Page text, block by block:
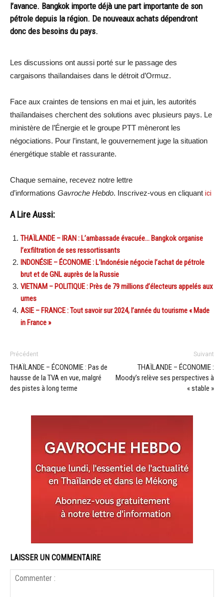
l’avance. Bangkok importe déjà une part importante de son
pétrole depuis la région. De nouveaux achats dépendront
donc des besoins du pays.
Les discussions ont aussi porté sur le passage des
cargaisons thaïlandaises dans le détroit d’Ormuz.
Face aux craintes de tensions en mai et juin, les autorités
thaïlandaises cherchent des solutions avec plusieurs pays. Le
ministère de l’Énergie et le groupe PTT mèneront les
négociations. Pour l’instant, le gouvernement juge la situation
énergétique stable et rassurante.
Chaque semaine, recevez notre lettre
d’informations Gavroche Hebdo. Inscrivez-vous en cliquant ici
A Lire Aussi:
THAÏLANDE – IRAN : L’ambassade évacuée… Bangkok organise
l’exfiltration de ses ressortissants
INDONÉSIE – ÉCONOMIE : L’Indonésie négocie l’achat de pétrole
brut et de GNL auprès de la Russie
VIETNAM – POLITIQUE : Près de 79 millions d’électeurs appelés aux
urnes
ASIE – FRANCE : Tout savoir sur 2024, l’année du tourisme « Made
in France »
Précédent
THAÏLANDE – ÉCONOMIE : Pas de
hausse de la TVA en vue, malgré
des pistes à long terme
Suivant
THAÏLANDE – ÉCONOMIE :
Moody’s relève ses perspectives à
« stable »
LAISSER UN COMMENTAIRE